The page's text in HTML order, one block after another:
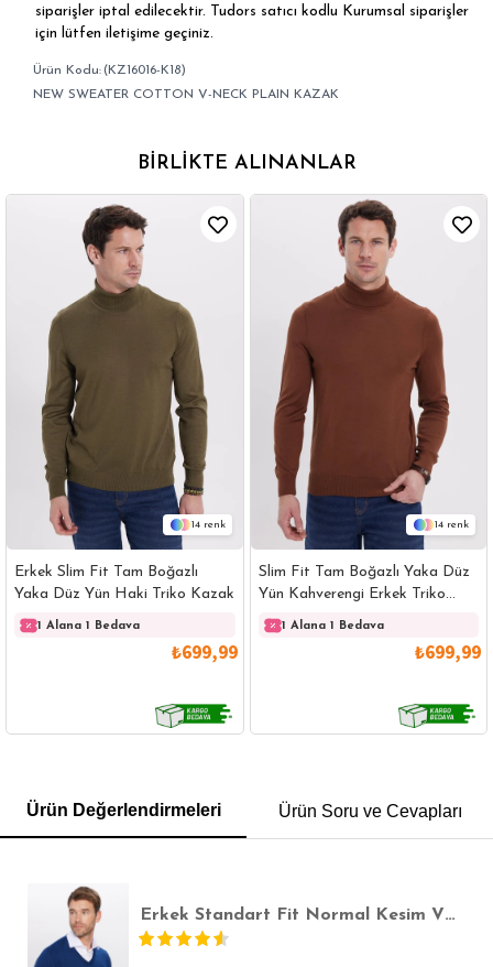
siparişler iptal edilecektir. Tudors satıcı kodlu Kurumsal siparişler
için lütfen iletişime geçiniz.
(KZ16016-K18)
NEW SWEATER COTTON V-NECK PLAIN KAZAK
BIRLIKTE ALINANLAR
14
Erkek Slim Fit Tam Boğazlı
Yaka Düz Yün Haki Triko Kazak
1 Alana 1 Bedava
₺699,99
14
Slim Fit Tam Boğazlı Yaka Düz
Yün Kahverengi Erkek Triko
Kazak
1 Alana 1 Bedava
₺699,99
POLO YAKA T-SHIRT KEMER BOXER
Ürün Değerlendirmeleri Ürün Soru ve Cevapları
Erkek Standart Fit Normal Kesim V Yaka Pamuklu Mavi Triko Kazak